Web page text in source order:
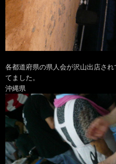
各都道府県の県人会が沢山出店さ
てました。
沖縄県